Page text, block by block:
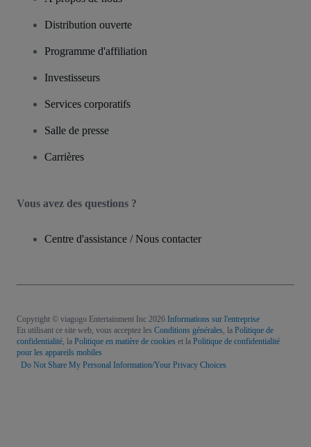
Distribution ouverte
Programme d'affiliation
Investisseurs
Services corporatifs
Salle de presse
Carrières
Vous avez des questions ?
Centre d'assistance / Nous contacter
Copyright © viagogo Entertainment Inc 2026 Informations sur l'entreprise
En utilisant ce site web, vous acceptez les Conditions générales, la Politique de
confidentialité, la Politique en matière de cookies et la Politique de confidentialité
pour les appareils mobiles
Do Not Share My Personal Information/Your Privacy Choices